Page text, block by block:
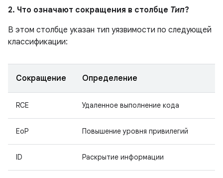
2. Что означают сокращения в столбце Тип?
В этом столбце указан тип уязвимости по следующей
классификации:
Сокращение Определение
RCE Удаленное выполнение кода
EoP Повышение уровня привилегий
ID Раскрытие информации